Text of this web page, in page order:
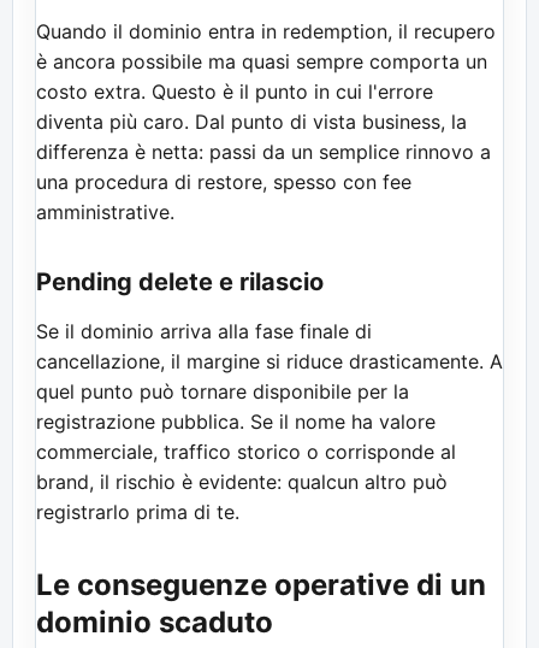
Quando il dominio entra in redemption, il recupero
è ancora possibile ma quasi sempre comporta un
costo extra. Questo è il punto in cui l'errore
diventa più caro. Dal punto di vista business, la
differenza è netta: passi da un semplice rinnovo a
una procedura di restore, spesso con fee
amministrative.
Pending delete e rilascio
Se il dominio arriva alla fase finale di
cancellazione, il margine si riduce drasticamente. A
quel punto può tornare disponibile per la
registrazione pubblica. Se il nome ha valore
commerciale, traffico storico o corrisponde al
brand, il rischio è evidente: qualcun altro può
registrarlo prima di te.
Le conseguenze operative di un
dominio scaduto